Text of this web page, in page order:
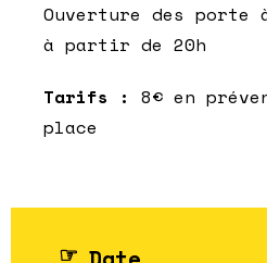
Ouverture des porte
à partir de 20h
Tarifs : 8€ en
place